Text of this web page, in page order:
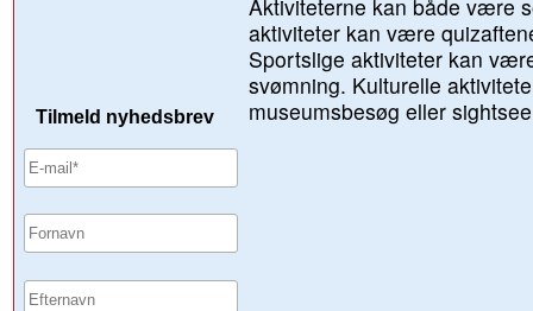
Aktiviteterne kan både være
aktiviteter kan være
Sportslige aktiviteter kan
svømning. Kulturelle
museumsbesøg eller